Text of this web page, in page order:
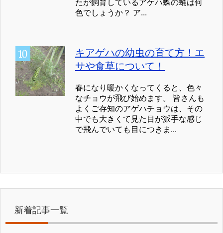
たが飼育しているアゲハ蝶の蛹は何
色でしょうか？ ア...
キアゲハの幼虫の育て方！エ
サや食草について！
春になり暖かくなってくると、色々
なチョウが飛び始めます。 皆さんも
よくご存知のアゲハチョウは、その
中でも大きくて見た目が派手な感じ
で飛んでいても目につきま...
新着記事一覧